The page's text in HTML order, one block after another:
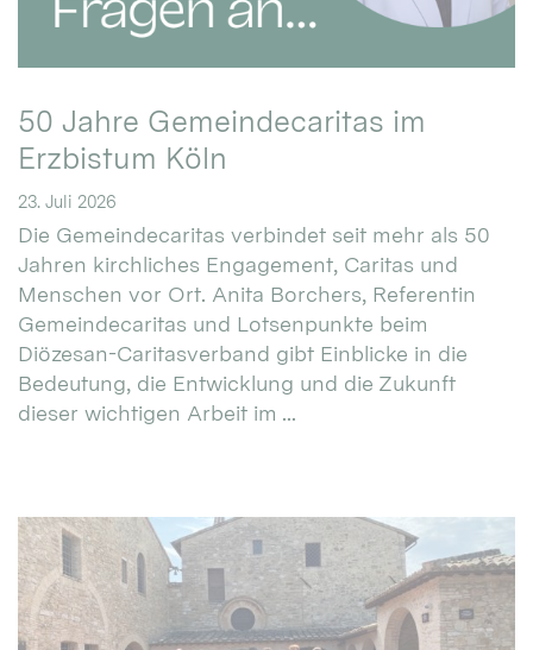
50 Jahre Gemeindecaritas im
Erzbistum Köln
23. Juli 2026
Die Gemeindecaritas verbindet seit mehr als 50
Jahren kirchliches Engagement, Caritas und
Menschen vor Ort. Anita Borchers, Referentin
Gemeindecaritas und Lotsenpunkte beim
Diözesan-Caritasverband gibt Einblicke in die
Bedeutung, die Entwicklung und die Zukunft
dieser wichtigen Arbeit im ...